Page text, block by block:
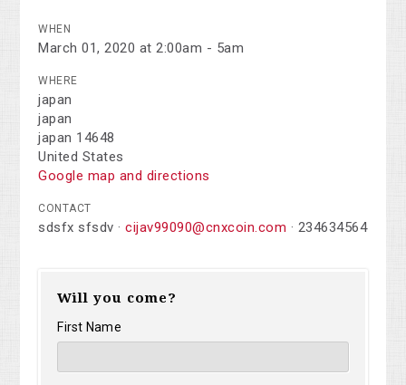
WHEN
March 01, 2020 at 2:00am - 5am
WHERE
japan
japan
japan 14648
United States
Google map and directions
CONTACT
sdsfx sfsdv ·cijav99090@cnxcoin.com · 234634564
Will you come?
First Name